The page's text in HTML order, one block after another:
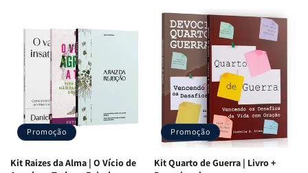
Promoção
Kit Raizes da Alma | O Vício de
Promoção
Kit Quarto de Guerra | Livro +